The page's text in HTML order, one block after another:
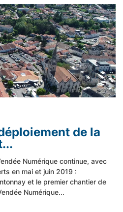
de la
Numérique continue, avec
en mai et juin 2019 :
et le premier chantier de
Numérique...